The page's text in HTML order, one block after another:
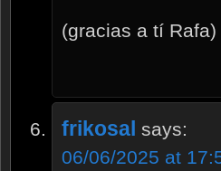
(gracias a tí Rafa)
frikosal says:
06/06/2025 at